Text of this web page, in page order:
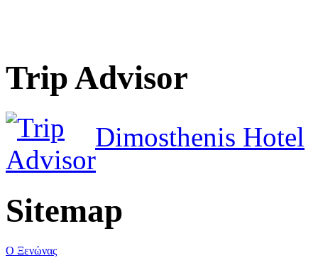
Trip Advisor
Dimosthenis Hotel
Sitemap
Ο Ξενώνας